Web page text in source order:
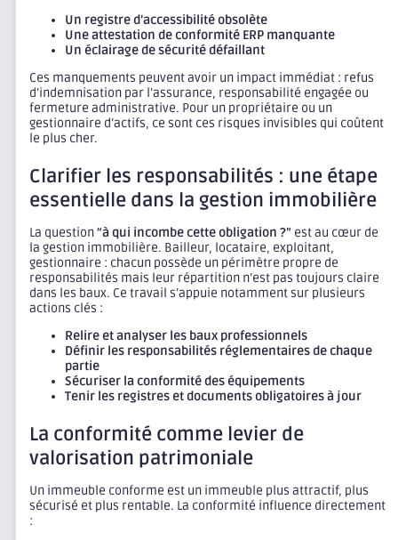
Un registre d’accessibilité obsolète
Une attestation de conformité ERP manquante
Un éclairage de sécurité défaillant
Ces manquements peuvent avoir un impact immédiat : refus
d’indemnisation par l’assurance, responsabilité engagée ou
fermeture administrative. Pour un propriétaire ou un
gestionnaire d’actifs, ce sont ces risques invisibles qui coûtent
le plus cher.
Clarifier les responsabilités : une étape
essentielle dans la gestion immobilière
La question“à qui incombe cette obligation ?” est au cœur de
la gestion immobilière. Bailleur, locataire, exploitant,
gestionnaire : chacun possède un périmètre propre de
responsabilités mais leur répartition n’est pas toujours claire
dans les baux. Ce travail s’appuie notamment sur plusieurs
actions clés :
Relire et analyser les baux professionnels
Définir les responsabilités réglementaires de chaque
partie
Sécuriser la conformité des équipements
Tenir les registres et documents obligatoires à jour
La conformité comme levier de
valorisation patrimoniale
Un immeuble conforme est un immeuble plus attractif, plus
sécurisé et plus rentable. La conformité influence directement
: